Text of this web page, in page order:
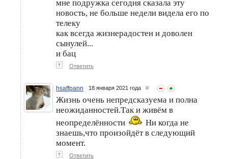
мне подружка сегодня сказала эту
новость, не больше недели видела его по
телеку
как всегда жизнерадостен и доволен
сынулей...
и бац
↑ Ответить
hsaffpann 18 января 2021 года #
Жизнь очень непредсказуема и полна
неожиданностей.Так и живём в
неопределённости
Ни когда не
знаешь,что произойдёт в следующий
момент.
↑ Ответить